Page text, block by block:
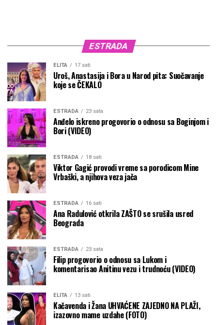
ESTRADA
ELITA 17 sati
Uroš, Anastasija i Bora u Narod pita: Suočavanje
koje se ČEKALO
ESTRADA 23 sata
Anđelo iskreno progovorio o odnosu sa Boginjom i
Bori (VIDEO)
ESTRADA 18 sati
Viktor Gagić provodi vreme sa porodicom Mine
Vrbaški, a njihova veza jača
ESTRADA 16 sati
Ana Radulović otkrila ZAŠTO se srušila usred
Beograda
ESTRADA 23 sata
Filip progovorio o odnosu sa Lukom i
komentarisao Anitinu vezu i trudnoću (VIDEO)
ELITA 13 sati
Kačavenda i Žana UHVAĆENE ZAJEDNO NA PLAŽI,
izazovno mame uzdahe (FOTO)